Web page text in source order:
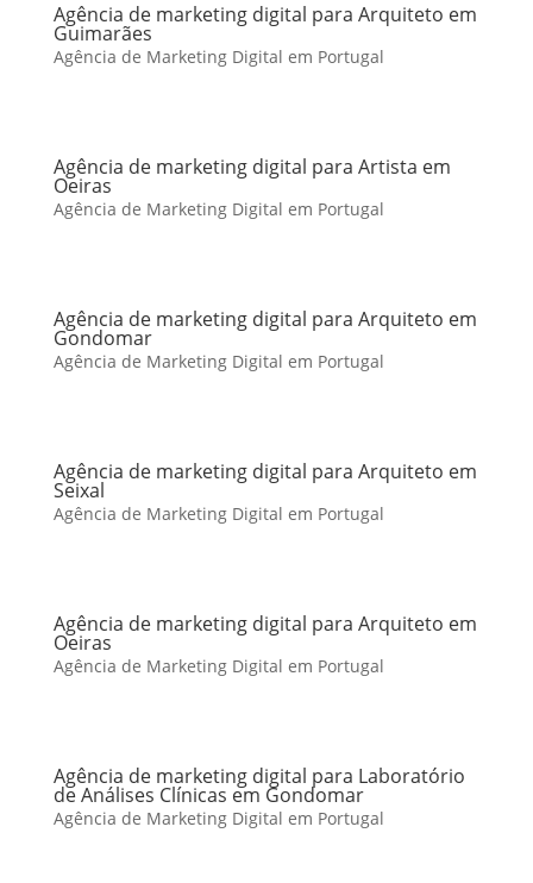
Agência de marketing digital para Arquiteto em
Guimarães
Agência de Marketing Digital em Portugal
Agência de marketing digital para Artista em
Oeiras
Agência de Marketing Digital em Portugal
Agência de marketing digital para Arquiteto em
Gondomar
Agência de Marketing Digital em Portugal
Agência de marketing digital para Arquiteto em
Seixal
Agência de Marketing Digital em Portugal
Agência de marketing digital para Arquiteto em
Oeiras
Agência de Marketing Digital em Portugal
Agência de marketing digital para Laboratório
de Análises Clínicas em Gondomar
Agência de Marketing Digital em Portugal